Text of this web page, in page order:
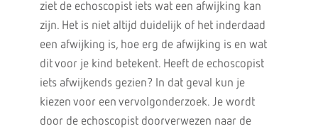
ziet de echoscopist iets wat een afwijking kan
zijn. Het is niet altijd duidelijk of het inderdaad
een afwijking is, hoe erg de afwijking is en wat
dit voor je kind betekent. Heeft de echoscopist
iets afwijkends gezien? In dat geval kun je
kiezen voor een vervolgonderzoek. Je wordt
door de echoscopist doorverwezen naar de